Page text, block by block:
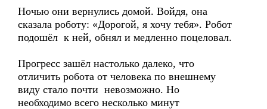
Ночью они вернулись домой. Войдя, она
сказала роботу: «Дорогой, я хочу тебя». Робот
подошёл к ней, обнял и медленно поцеловал.
Прогресс зашёл настолько далеко, что
отличить робота от человека по внешнему
виду стало почти невозможно. Но
необходимо всего несколько минут